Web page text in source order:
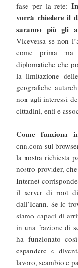
fase per la rete:
vorrà chiedere il
saranno più gli
Viceversa se non
come prima ma
diplomatiche che
la limitazione
geografiche
non agli interessi
cittadini, enti e
Come funziona
cnn.com sul
la nostra richiesta
nostro provider,
Internet
il server di root
dall’Icann. Se lo
siamo capaci di
in una frazione di
ha funzionato
espandere e
lavoro, scambio e